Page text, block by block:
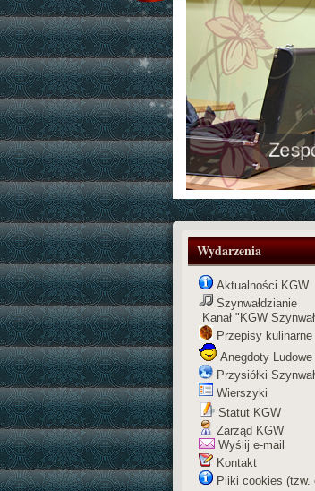
Wydarzenia
Aktualności KGW
Szynwałdzianie
Kanał "KGW
Przepisy kulinarne
Anegdoty Ludowe
Przysiółki
Wierszyki
Statut KGW
Zarząd KGW
Wyślij e-mail
Kontakt
Pliki cookies (tzw.